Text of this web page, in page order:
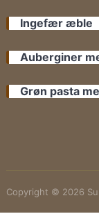
Ingefær æble
Auberginer
Grøn pasta
Copyright © 2026